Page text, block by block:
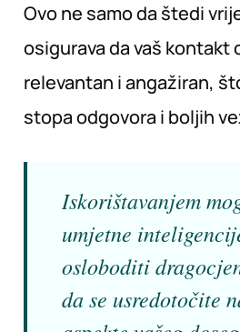
Ovo ne samo da štedi
osigurava da vaš kontakt
relevantan i angažiran,
stopa odgovora i boljih
Iskorištavanjem
umjetne
osloboditi
da se usredotočite